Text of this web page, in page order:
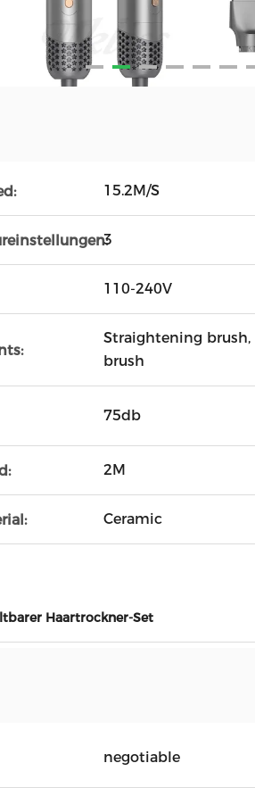
15.2M/S
3
110-240V
Straightening
brush
75db
2M
Ceramic
Haartrockner-Set
negotiable